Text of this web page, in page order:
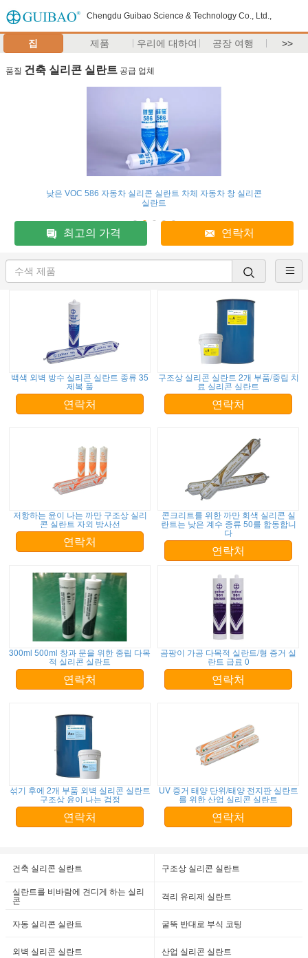
Chengdu Guibao Science & Technology Co., Ltd.,
집 제품 우리에 대하여 공장 여행 >>
품질 건축 실리콘 실란트 공급 업체
낮은 VOC 586 자동차 실리콘 실란트 차체 자동차 창 실리콘
실란트
최고의 가격 연락처
백색 외벽 방수 실리콘 실란트 종류 35
제복 풀
연락처
구조상 실리콘 실란트 2개 부품/중립 치
료 실리콘 실란트
연락처
저항하는 윤이 나는 까만 구조상 실리
콘 실란트 자외 방사선
연락처
콘크리트를 위한 까만 회색 실리콘 실
란트는 낮은 계수 종류 50를 합동합니
다
연락처
300ml 500ml 창과 문을 위한 중립 다목
적 실리콘 실란트
연락처
곰팡이 가공 다목적 실란트/형 증거 실
란트 급료 0
연락처
섞기 후에 2개 부품 외벽 실리콘 실란트
구조상 윤이 나는 검정
연락처
UV 증거 태양 단위/태양 전지판 실란트
를 위한 산업 실리콘 실란트
연락처
건축 실리콘 실란트
구조상 실리콘 실란트
실란트를 비바람에 견디게 하는 실리
콘 격리 유리제 실란트
자동 실리콘 실란트 굴뚝 반대로 부식 코팅
외벽 실리콘 실란트 산업 실리콘 실란트